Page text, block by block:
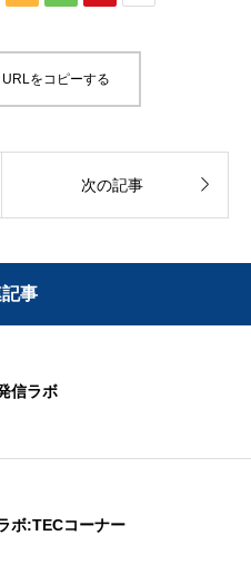
をコピーする
次の記事 
事
信ラボ
ボ:TECコーナー